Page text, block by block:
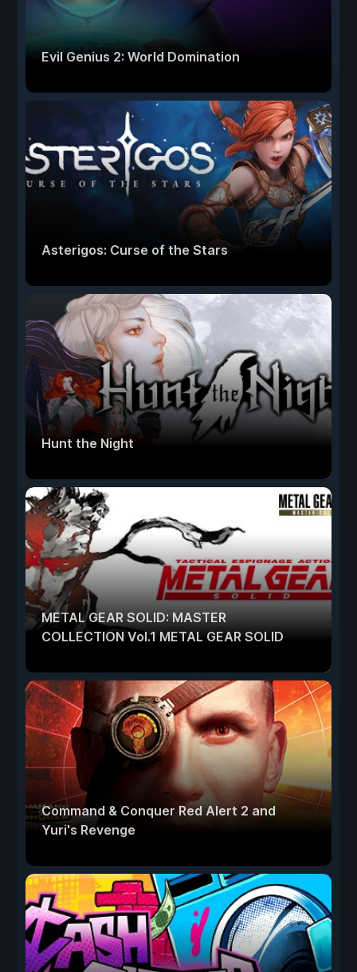
Evil Genius 2: World Domination
Asterigos: Curse of the Stars
Hunt the Night
METAL GEAR SOLID: MASTER
COLLECTION Vol.1 METAL GEAR SOLID
Command & Conquer Red Alert 2 and
Yuri's Revenge